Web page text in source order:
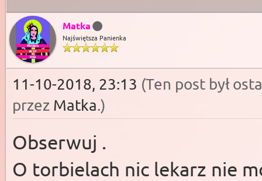
Matka
Najświętsza Panienka
11-10-2018, 23:13 (Ten post był
przez Matka.)
Obserwuj .
O torbielach nic lekarz nie